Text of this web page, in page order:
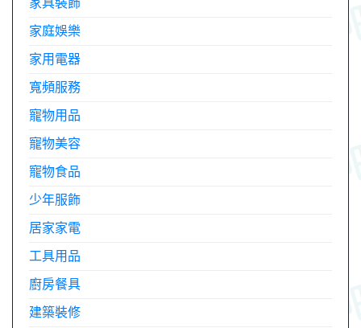
家庭娛樂
家用電器
寬頻服務
寵物用品
寵物美容
寵物食品
少年服飾
居家家電
工具用品
廚房餐具
建築裝修